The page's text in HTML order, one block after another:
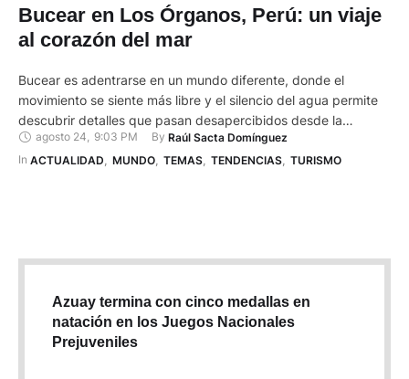
Bucear en Los Órganos, Perú: un viaje
al corazón del mar
Bucear es adentrarse en un mundo diferente, donde el
movimiento se siente más libre y el silencio del agua permite
descubrir detalles que pasan desapercibidos desde la
superficie. Es la oportunidad de nadar entre peces y corales,
aprender sobre el ecosistema marino y comprender la
agosto 24, 9:03 PM By Raúl Sacta Domínguez
In ACTUALIDAD MUNDO, TEMAS, TENDENCIAS, TURISMO
Azuay termina con cinco medallas en
natación en los Juegos Nacionales
Prejuveniles